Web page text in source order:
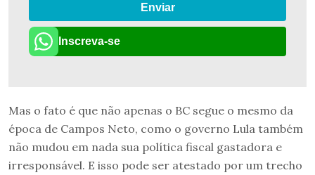
Enviar
Inscreva-se
Mas o fato é que não apenas o BC segue o mesmo da
época de Campos Neto, como o governo Lula também
não mudou em nada sua política fiscal gastadora e
irresponsável. E isso pode ser atestado por um trecho